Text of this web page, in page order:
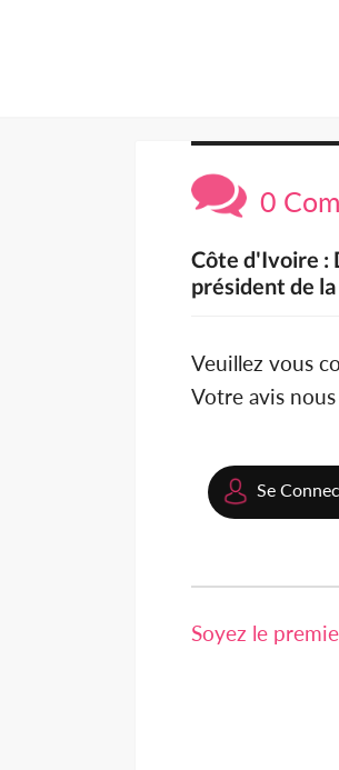
0
Côte d'Ivoire :
président de
Veuillez vous
Votre avis
Se
Soyez le